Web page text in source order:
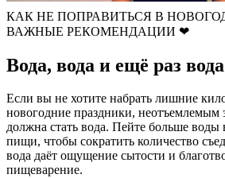
КАК НЕ ПОПРАВИТЬСЯ В
ВАЖНЫЕ РЕКОМЕНДАЦИИ ❤
Вода, вода и ещё раз вода
Если вы не хотите набрать лишние
новогодние праздники, неотъемлемым
должна стать вода. Пейте больше воды
пищи, чтобы сократить количество
вода даёт ощущение сытости и
пищеварение.